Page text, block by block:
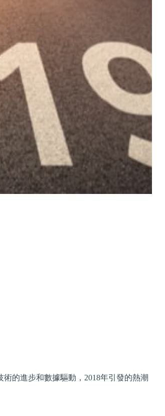
的進步和數據驅動，2018年引發的熱潮